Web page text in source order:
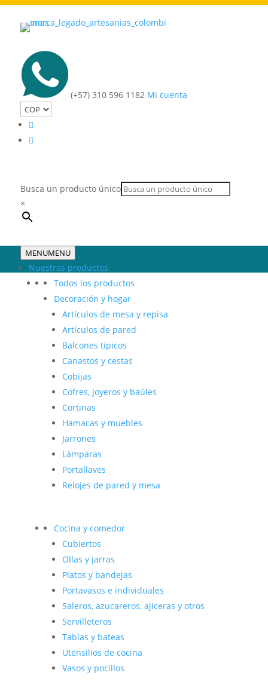
(+57) 310 596 1182 Mi cuenta
Busca un producto único
×
MENUMENU
Nuestros productos
Todos los productos
Decoración y hogar
Artículos de mesa y repisa
Artículos de pared
Balcones típicos
Canastos y cestas
Cobijas
Cofres, joyeros y baúles
Cortinas
Hamacas y muebles
Jarrones
Lámparas
Portallaves
Relojes de pared y mesa
Cocina y comedor
Cubiertos
Ollas y jarras
Platos y bandejas
Portavasos e individuales
Saleros, azucareros, ajiceras y otros
Servilleteros
Tablas y bateas
Utensilios de cocina
Vasos y pocillos